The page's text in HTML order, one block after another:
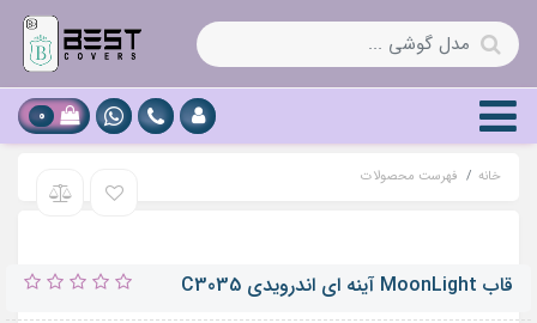
0
خانه فهرست محصولات
قاب MoonLight آینه ای اندرویدی C3035